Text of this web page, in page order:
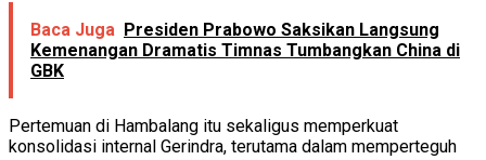
Baca Juga Presiden Prabowo Saksikan Langsung
Kemenangan Dramatis Timnas Tumbangkan China di
GBK
Pertemuan di Hambalang itu sekaligus memperkuat
konsolidasi internal Gerindra, terutama dalam memperteguh